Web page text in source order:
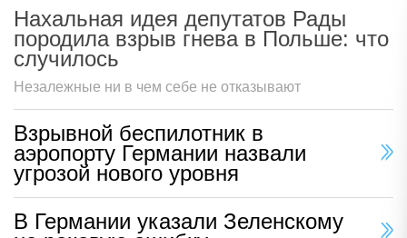
Нахальная идея депутатов Рады
породила взрыв гнева в Польше: что
случилось
Незалежные ни в чем себе не отказывают
Взрывной беспилотник в
аэропорту Германии назвали
угрозой нового уровня
В Германии указали Зеленскому